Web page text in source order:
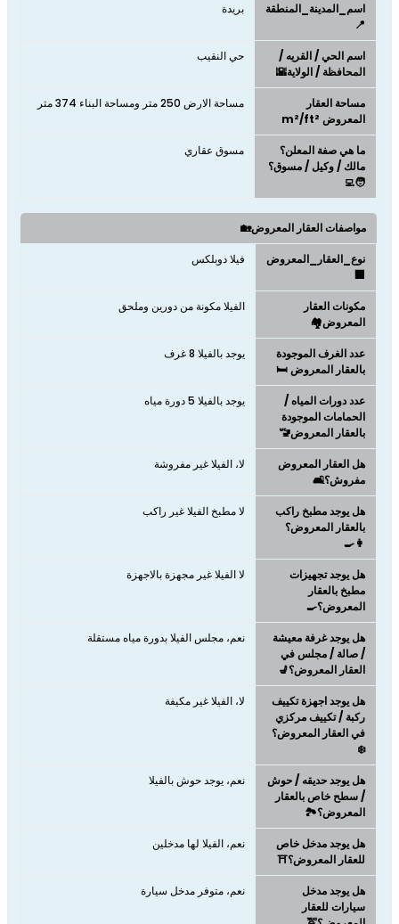
اسم_المدينة_المنطقة
📍
بريدة
اسم الحي / القريه /
المحافظة / الولاية🌇
حي النقيب
مساحة العقار
المعروض m²/ft²
مساحة الارض 250 متر ومساحة البناء 374 متر
ما هي صفة المعلن؟
مالك / وكيل / مسوق؟
🧑‍💻
مسوق عقاري
مواصفات العقار المعروض🏡
نوع_العقار_المعروض
🏢
فيلا دوبلكس
مكونات العقار
المعروض🏘️
الفيلا مكونة من دورين وملحق
عدد الغرف الموجودة
بالعقار المعروض 🛏️
يوجد بالفيلا 8 غرف
عدد دورات المياه /
الحمامات الموجودة
بالعقار المعروض🚾
يوجد بالفيلا 5 دورة مياه
هل العقار المعروض
مفروش؟🛋️
لا، الفيلا غير مفروشة
هل يوجد مطبخ راكب
بالعقار المعروض؟
👩‍🍳
لا مطبخ الفيلا غير راكب
هل يوجد تجهيزات
مطبخ بالعقار
المعروض؟🍳
لا الفيلا غير مجهزة بالاجهزة
هل يوجد غرفة معيشة
/ صالة / مجلس في
العقار المعروض؟💺
نعم، مجلس الفيلا بدورة مياه مستقلة
هل يوجد اجهزة تكييف
ركبة / تكييف مركزي
في العقار المعروض؟
❄️
لا، الفيلا غير مكيفة
هل يوجد حديقه / حوش
/ سطح خاص بالعقار
المعروض؟🏞️
نعم، يوجد حوش بالفيلا
هل يوجد مدخل خاص
للعقار المعروض؟⛩️
نعم، الفيلا لها مدخلين
هل يوجد مدخل
سيارات للعقار
نعم، متوفر مدخل سيارة